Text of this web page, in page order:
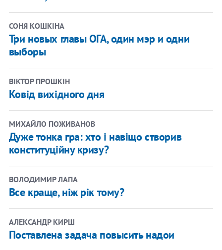
СОНЯ КОШКІНА
Три новых главы ОГА, один мэр и одни
выборы
ВІКТОР ПРОШКІН
Ковід вихідного дня
МИХАЙЛО ПОЖИВАНОВ
Дуже тонка гра: хто і навіщо створив
конституційну кризу?
ВОЛОДИМИР ЛАПА
Все краще, ніж рік тому?
АЛЕКСАНДР КИРШ
Поставлена задача повысить надои